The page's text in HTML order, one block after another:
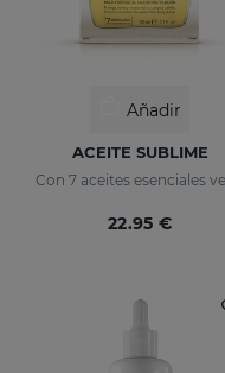
Añadir
ACEITE SUBLIME
22.95 €